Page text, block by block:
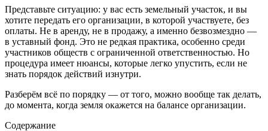
Представьте ситуацию: у вас есть земельный участок, и вы
хотите передать его организации, в которой участвуете, без
оплаты. Не в аренду, не в продажу, а именно безвозмездно —
в уставный фонд. Это не редкая практика, особенно среди
участников обществ с ограниченной ответственностью. Но
процедура имеет нюансы, которые легко упустить, если не
знать порядок действий изнутри.
Разберём всё по порядку — от того, можно вообще так делать,
до момента, когда земля окажется на балансе организации.
Содержание